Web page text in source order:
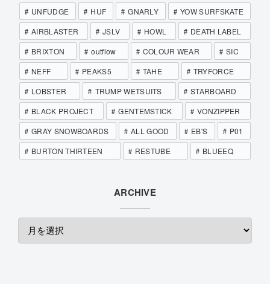
UNFUDGE
HUF GNARLY
YOW SURFSKATE
AIRBLASTER
JSLV HOWL
DEATH LABEL
BRIXTON
outflow COLOUR WEAR
SIC
NEFF
PEAKS5 TAHE
TRYFORCE
LOBSTER
TRUMP WETSUITS
STARBOARD
BLACK PROJECT
GENTEMSTICK
VONZIPPER
GRAY SNOWBOARDS
ALL GOOD EB'S
P01
BURTON THIRTEEN
RESTUBE BLUEEQ
ARCHIVE